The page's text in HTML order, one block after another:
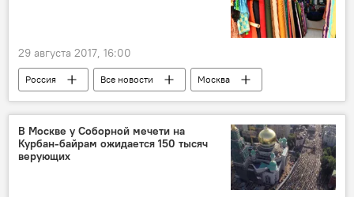
29 августа 2017, 16:00
Россия Все новости
Москва
выставка
ткань Таджикистан
В Москве у Соборной мечети на
Курбан-байрам ожидается 150 тысяч
верующих